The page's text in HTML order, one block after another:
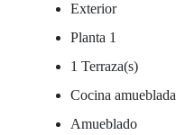
Exterior
Planta 1
1 Terraza(s)
Cocina amueblada
Amueblado